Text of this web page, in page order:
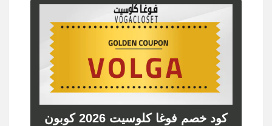
كود خصم فوغا كلوسيت 2026 كوبون